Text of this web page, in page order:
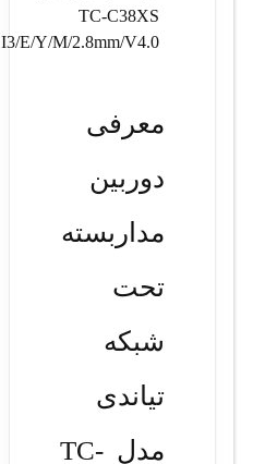
TC-C38XS
I3/E/Y/M/2.8mm/V4.0
معرفی
دوربین
مداربسته
تحت
شبکه
تیاندی
مدل TC-